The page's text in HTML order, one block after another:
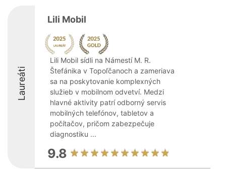
Laureáti
Lili Mobil
Lili Mobil sídli na Námestí M. R.
Štefánika v Topoľčanoch a zameriava
sa na poskytovanie komplexných
služieb v mobilnom odvetví. Medzi
hlavné aktivity patrí odborný servis
mobilných telefónov, tabletov a
počítačov, pričom zabezpečuje
diagnostiku ...
9.8